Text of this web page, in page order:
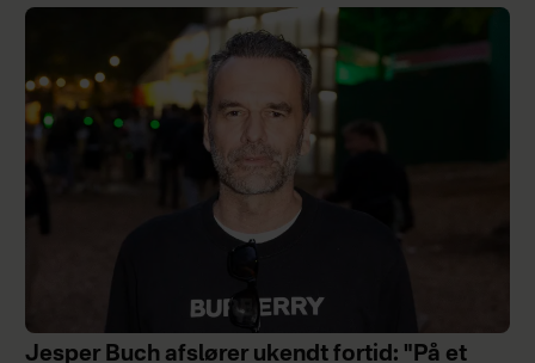
Jesper Buch afslører ukendt fortid: "På et